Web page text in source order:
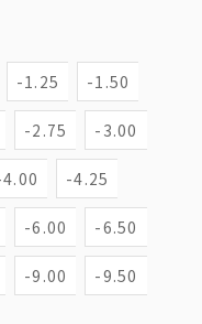
-1.25 -1.50
-2.75 -3.00
-4.25
-6.00 -6.50
-9.00 -9.50